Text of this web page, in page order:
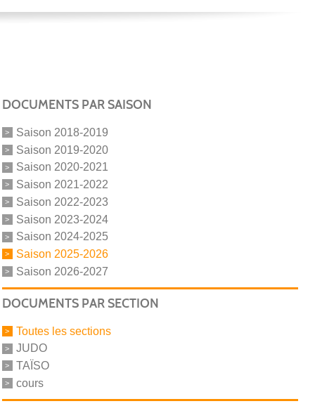
DOCUMENTS PAR SAISON
Saison 2018-2019
Saison 2019-2020
Saison 2020-2021
Saison 2021-2022
Saison 2022-2023
Saison 2023-2024
Saison 2024-2025
Saison 2025-2026
Saison 2026-2027
DOCUMENTS PAR SECTION
Toutes les sections
JUDO
TAÏSO
cours